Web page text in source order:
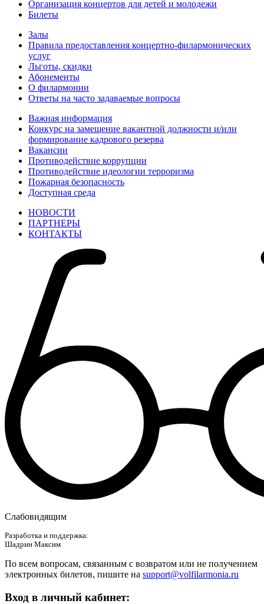
Организация концертов для детей и молодежи
Билеты
Залы
Правила предоставления концертно-филармонических
услуг
Льготы, скидки
Абонементы
О филармонии
Ответы на часто задаваемые вопросы
Важная информация
Конкурс на замещение вакантной должности и/или
формирование кадрового резерва
Вакансии
Противодействие коррупции
Противодействие идеологии терроризма
Пожарная безопасность
Доступная среда
НОВОСТИ
ПАРТНЕРЫ
КОНТАКТЫ
Слабовидящим
Разработка и поддержка:
Шадрин Максим
По всем вопросам, связанным с возвратом или не получением
электронных билетов, пишите на support@volfilarmonia.ru
Вход в личный кабинет: